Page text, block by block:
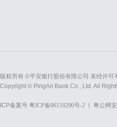
版权所有 ©平安银行股份有限公司 未经许
Copyright © PingAn Bank Co., Ltd. All
ICP备案号 粤ICP备06118290号-2 粤公网